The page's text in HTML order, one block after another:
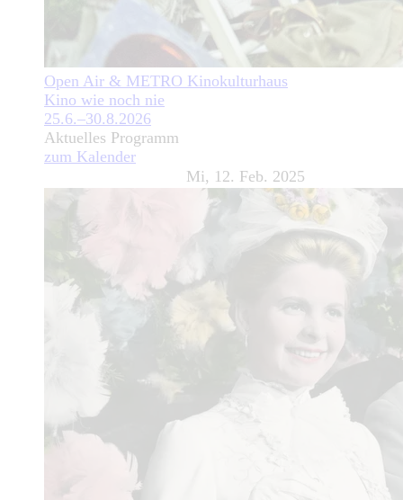
Open Air & METRO Kinokulturhaus
Kino wie noch nie
25.6.–30.8.2026
Aktuelles Programm
zum Kalender
Mi, 12. Feb. 2025